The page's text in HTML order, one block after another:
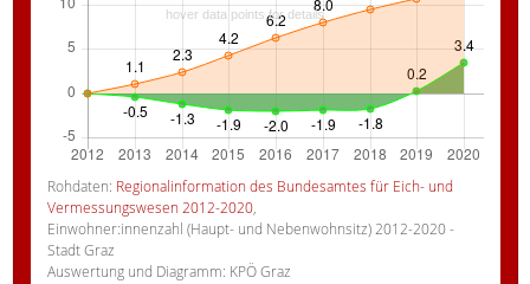
Rohdaten: Regionalinformation des Bundesamtes für Eich- und
Vermessungswesen 2012-2020,
Einwohner:innenzahl (Haupt- und Nebenwohnsitz) 2012-2020 -
Stadt Graz
Auswertung und Diagramm: KPÖ Graz